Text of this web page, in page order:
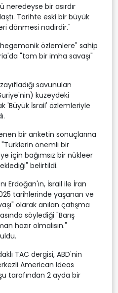
neredeyse bir asırdır
Tarihte eski bir büyük
dönmesi nadirdir."
özlemlere" sahip
"tam bir imha savaşı"
savunulan
kuzeydeki
'Büyük İsrail' özlemleriyle
bir anketin sonuçlarına
önemli bir
için bağımsız bir nükleer
belirtildi.
Erdoğan'ın, İsrail ile İran
tarihlerinde yaşanan ve
olarak anılan çatışma
söylediği "Barış
hazır olmalısın."
TAC dergisi, ABD'nin
American Ideas
tarafından 2 ayda bir